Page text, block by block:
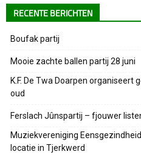
RECENTE BERICHTEN
Boufak partij
Mooie zachte ballen partij 28 juni
K.F. De Twa Doarpen
oud
Ferslach Jûnspartij – fjouwer
Muziekvereniging
locatie in Tjerkwerd